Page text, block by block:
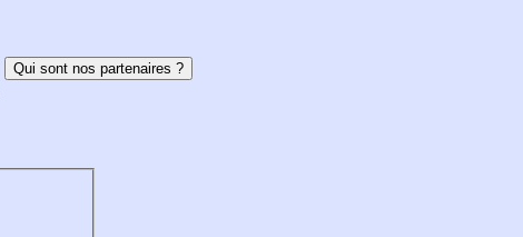
Qui sont nos partenaires ?